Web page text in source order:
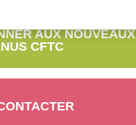
AUX NOUVEAUX
CFTC